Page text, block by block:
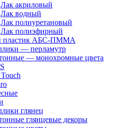
Лак акриловый
Лак водный
Лак полиуретановый
Лак полиэфирный
пластик АБС-ПММА
— перламутр
— монохромные цвета
глянец
глянцевые декоры